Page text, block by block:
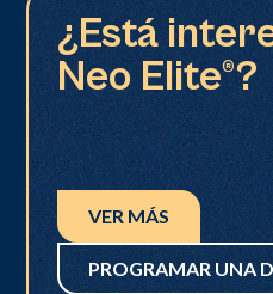
¿Está
Neo Elite®?
VER MÁS
PROGRAMAR UNA